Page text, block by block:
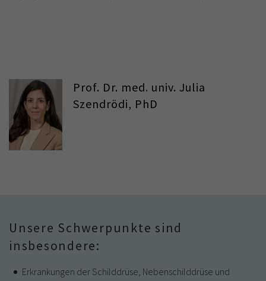
Prof. Dr. med. univ. Julia
Szendrödi, PhD
Unsere Schwerpunkte sind
insbesondere:
Erkrankungen der Schilddrüse, Nebenschilddrüse und